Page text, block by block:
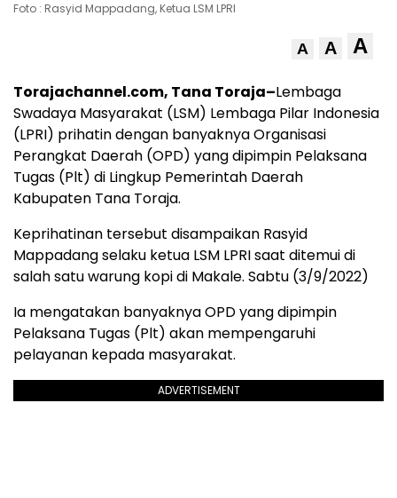
Foto : Rasyid Mappadang, Ketua LSM LPRI
A A A
Torajachannel.com, Tana Toraja–Lembaga
Swadaya Masyarakat (LSM) Lembaga Pilar Indonesia
(LPRI) prihatin dengan banyaknya Organisasi
Perangkat Daerah (OPD) yang dipimpin Pelaksana
Tugas (Plt) di Lingkup Pemerintah Daerah
Kabupaten Tana Toraja.
Keprihatinan tersebut disampaikan Rasyid
Mappadang selaku ketua LSM LPRI saat ditemui di
salah satu warung kopi di Makale. Sabtu (3/9/2022)
Ia mengatakan banyaknya OPD yang dipimpin
Pelaksana Tugas (Plt) akan mempengaruhi
pelayanan kepada masyarakat.
ADVERTISEMENT